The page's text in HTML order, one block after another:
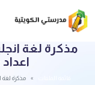
مذكرة لغة
اعداد
مذكرة لغة